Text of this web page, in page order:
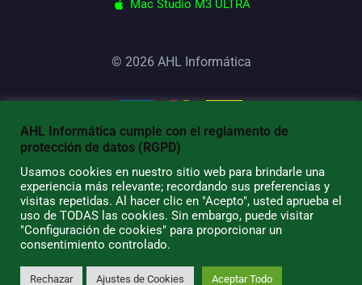
Mac Studio M3 ULTRA
© 2026 AHL Informática
AHL Informática cumple con el reglamento de
protección de datos (RGPD)
Usamos cookies en nuestro sitio web para brindarle una
experiencia más relevante; recordando sus preferencias y
visitas repetidas. Al hacer clic en "Acepto", usted aprueba el
uso de TODAS las cookies. Sin embargo, puede visitar
"Configuración de cookies" para proporcionar un
consentimiento controlado.
Rechazar Ajustes de Cookies Aceptar Todo